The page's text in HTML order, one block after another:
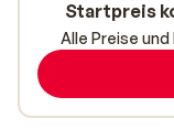
Startpreis
Alle Preise